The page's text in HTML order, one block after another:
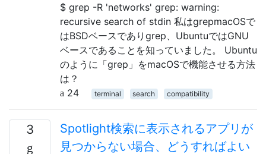
$ grep -R 'networks' grep: warning:
recursive search of stdin 私はgrepmacOSで
はBSDベースでありgrep、UbuntuではGNU
ベースであることを知っていました。 Ubuntu
のように「grep」をmacOSで機能させる方法
は？
24
terminal search compatibility
3
Spotlight検索に表示されるアプリが
見つからない場合、どうすればよい